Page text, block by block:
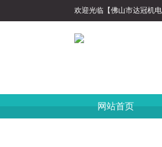
欢迎光临【佛山市达冠机
网站首页